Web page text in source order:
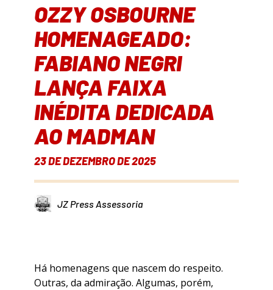
OZZY OSBOURNE
HOMENAGEADO:
FABIANO NEGRI
LANÇA FAIXA
INÉDITA DEDICADA
AO MADMAN
23 DE DEZEMBRO DE 2025
JZ Press Assessoria
Há homenagens que nascem do respeito.
Outras, da admiração. Algumas, porém,